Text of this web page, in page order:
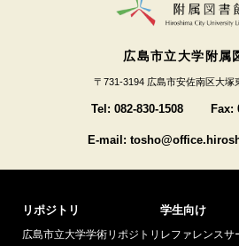
広島市立大学附属
〒731-3194 広島市安佐南区大塚
Tel: 082-830-1508 Fax:
E-mail:
リポジトリ
広島市立大学学術リポジトリ
学生向け
レファレンスサ